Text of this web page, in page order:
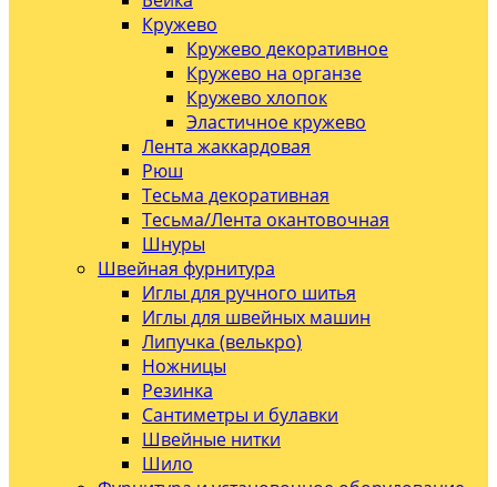
Кружево
Кружево декоративное
Кружево на органзе
Кружево хлопок
Эластичное кружево
Лента жаккардовая
Рюш
Тесьма декоративная
Тесьма/Лента окантовочная
Шнуры
Швейная фурнитура
Иглы для ручного шитья
Иглы для швейных машин
Липучка (велькро)
Ножницы
Резинка
Сантиметры и булавки
Швейные нитки
Шило